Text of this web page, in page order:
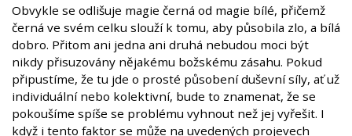
Obvykle se odlišuje magie černá od magie bílé, přičemž
černá ve svém celku slouží k tomu, aby působila zlo, a bílá
dobro. Přitom ani jedna ani druhá nebudou moci být
nikdy přisuzovány nějakému božskému zásahu. Pokud
připustíme, že tu jde o prosté působení duševní síly, ať už
individuální nebo kolektivní, bude to znamenat, že se
pokoušíme spíše se problému vyhnout než jej vyřešit. I
když i tento faktor se může na uvedených projevech